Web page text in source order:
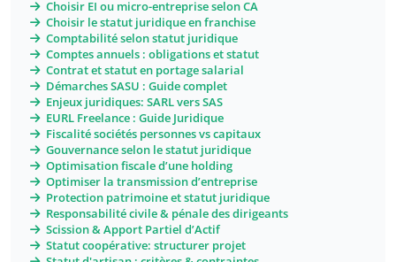
Choisir EI ou micro-entreprise selon CA
Choisir le statut juridique en franchise
Comptabilité selon statut juridique
Comptes annuels : obligations et statut
Contrat et statut en portage salarial
Démarches SASU : Guide complet
Enjeux juridiques: SARL vers SAS
EURL Freelance : Guide Juridique
Fiscalité sociétés personnes vs capitaux
Gouvernance selon le statut juridique
Optimisation fiscale d’une holding
Optimiser la transmission d’entreprise
Protection patrimoine et statut juridique
Responsabilité civile & pénale des dirigeants
Scission & Apport Partiel d’Actif
Statut coopérative: structurer projet